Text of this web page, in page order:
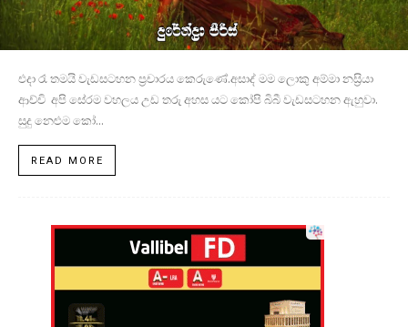
එදා රෑ තමයි වැඩසටහන ප්‍රචාරය කෙරුණේ.අසාද් මම ලොකු අම්මා නස්‍රියා
ආච්චි අපි සේරම වහලය උඩ තරු අහස යට කෝපි බිබී වැඩසටහන ඇහුවා.
සුදු නෙළුම කෝ...
READ MORE